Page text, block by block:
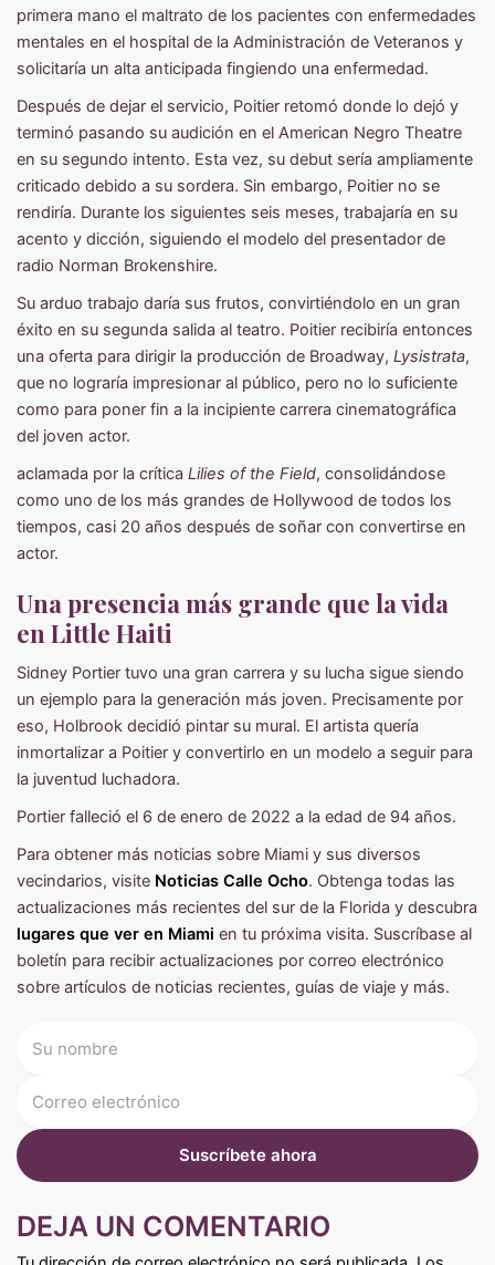
primera mano el maltrato de los pacientes con enfermedades
mentales en el hospital de la Administración de Veteranos y
solicitaría un alta anticipada fingiendo una enfermedad.
Después de dejar el servicio, Poitier retomó donde lo dejó y
terminó pasando su audición en el American Negro Theatre
en su segundo intento. Esta vez, su debut sería ampliamente
criticado debido a su sordera. Sin embargo, Poitier no se
rendiría. Durante los siguientes seis meses, trabajaría en su
acento y dicción, siguiendo el modelo del presentador de
radio Norman Brokenshire.
Su arduo trabajo daría sus frutos, convirtiéndolo en un gran
éxito en su segunda salida al teatro. Poitier recibiría entonces
una oferta para dirigir la producción de Broadway, Lysistrata,
que no lograría impresionar al público, pero no lo suficiente
como para poner fin a la incipiente carrera cinematográfica
del joven actor.
aclamada por la crítica Lilies of the Field, consolidándose
como uno de los más grandes de Hollywood de todos los
tiempos, casi 20 años después de soñar con convertirse en
actor.
Una presencia más grande que la vida
en Little Haiti
Sidney Portier tuvo una gran carrera y su lucha sigue siendo
un ejemplo para la generación más joven. Precisamente por
eso, Holbrook decidió pintar su mural. El artista quería
inmortalizar a Poitier y convertirlo en un modelo a seguir para
la juventud luchadora.
Portier falleció el 6 de enero de 2022 a la edad de 94 años.
Para obtener más noticias sobre Miami y sus diversos
vecindarios, visite Noticias Calle Ocho. Obtenga todas las
actualizaciones más recientes del sur de la Florida y descubra
lugares que ver en Miami en tu próxima visita. Suscríbase al
boletín para recibir actualizaciones por correo electrónico
sobre artículos de noticias recientes, guías de viaje y más.
DEJA UN COMENTARIO